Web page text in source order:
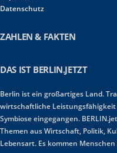
Datenschutz
ZAHLEN & FAKTEN
DAS IST BERLIN.JETZT
Berlin ist ein großartiges Land.
wirtschaftliche
Symbiose eingegangen.
Themen aus Wirtschaft, Politik,
Lebensart. Es kommen